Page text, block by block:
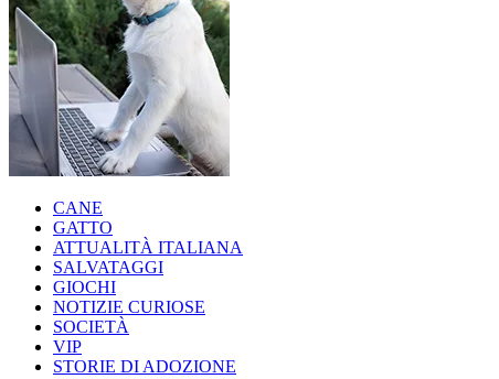
CANE
GATTO
ATTUALITÀ ITALIANA
SALVATAGGI
GIOCHI
NOTIZIE CURIOSE
SOCIETÀ
VIP
STORIE DI ADOZIONE